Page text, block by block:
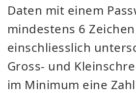
Daten mit einem
mindestens 6 Zeichen
einschliesslich
Gross- und
im Minimum eine